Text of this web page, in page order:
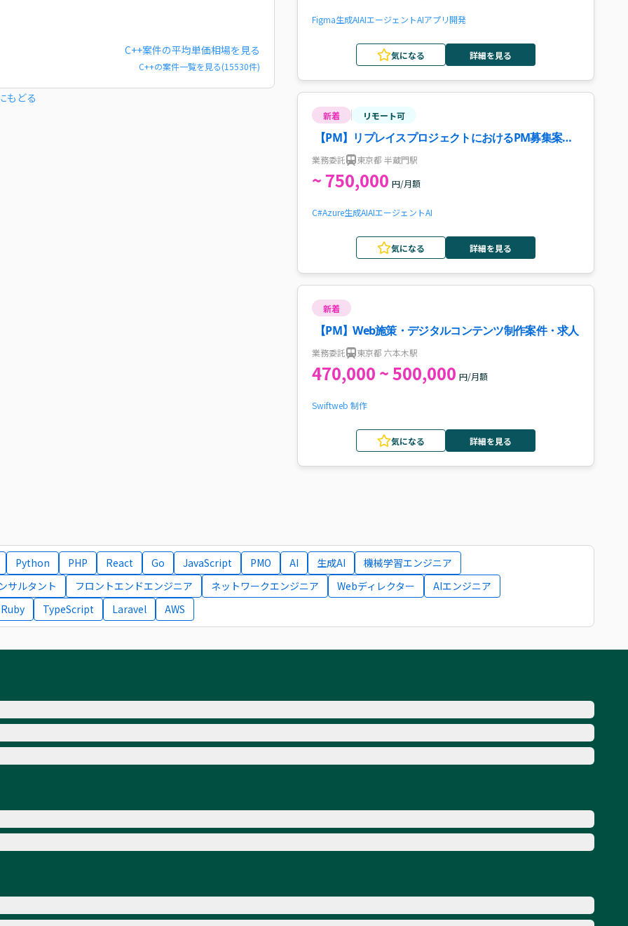
C++案件の平均単価相場を見る
C++の案件一覧を見る(15530件)
もどる
Figma生成AIAIエージェントAIアプリ開発
気になる 詳細を見る
新着 リモート可
【PM】リプレイスプロジェクトにおけるPM募集案
件・求人
業務委託 東京都 半蔵門駅
~ 750,000 円/月額
C#Azure生成AIAIエージェントAI
気になる 詳細を見る
新着
【PM】Web施策・デジタルコンテンツ制作案件・求人
業務委託 東京都 六本木駅
470,000 ~ 500,000 円/月額
Swiftweb 制作
気になる 詳細を見る
Python PHP React Go JavaScript PMO AI 生成AI
機械学習エンジニア
サルタント
フロントエンドエンジニア ネットワークエンジニア Webディレクター
AIエンジニア
Ruby
TypeScript Laravel AWS